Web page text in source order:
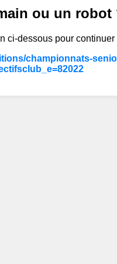
ou un robot
ci-dessous pour continuer
championnats-